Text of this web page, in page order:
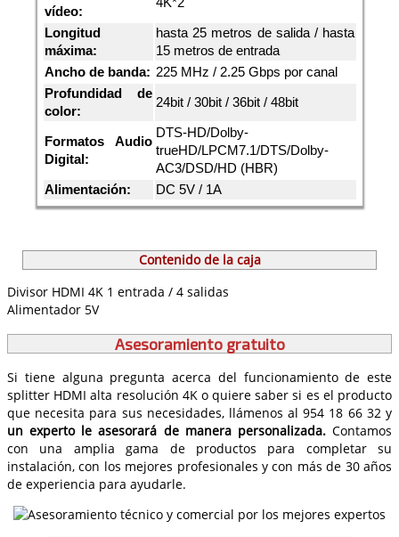
vídeo:
Longitud
máxima:
hasta 25 metros de salida / hasta
15 metros de entrada
Ancho de banda: 225 MHz / 2.25 Gbps por canal
Profundidad de
color:
24bit / 30bit / 36bit / 48bit
Formatos Audio
Digital:
DTS-HD/Dolby-
trueHD/LPCM7.1/DTS/Dolby-
AC3/DSD/HD (HBR)
Alimentación:
DC 5V / 1A
Contenido de la caja
Divisor HDMI 4K 1 entrada / 4 salidas
Alimentador 5V
Asesoramiento gratuito
Si tiene alguna pregunta acerca del funcionamiento de este
splitter HDMI alta resolución 4K o quiere saber si es el producto
que necesita para sus necesidades, llámenos al 954 18 66 32 y
un experto le asesorará de manera personalizada.Contamos
con una amplia gama de productos para completar su
instalación, con los mejores profesionales y con más de 30 años
de experiencia para ayudarle.